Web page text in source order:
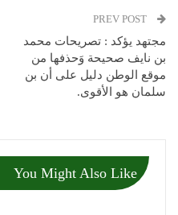
مجتهد يؤكد : تصريحات محمد
بن نايف صحيحة وَحذفها من
موقع الوطن دليل على أن بن
سلمان هو الأقوى.
You Might Also Like